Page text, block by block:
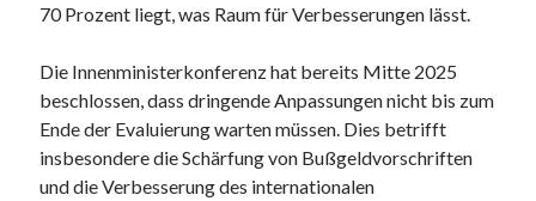
70 Prozent liegt, was Raum für Verbesserungen lässt.
Die Innenministerkonferenz hat bereits Mitte 2025
beschlossen, dass dringende Anpassungen nicht bis zum
Ende der Evaluierung warten müssen. Dies betrifft
insbesondere die Schärfung von Bußgeldvorschriften
und die Verbesserung des internationalen